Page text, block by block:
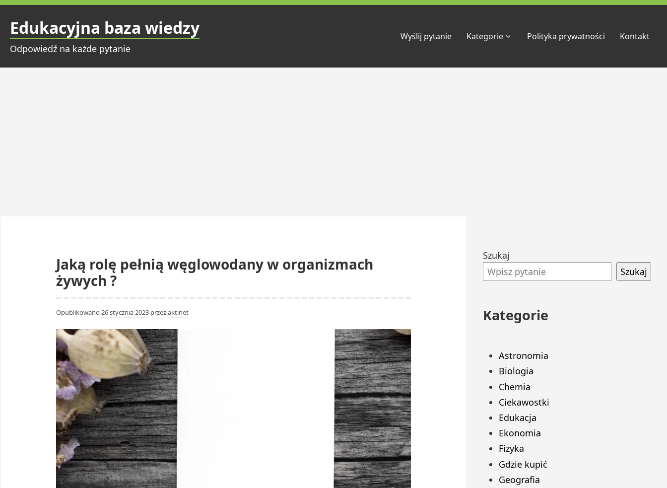
Przejdź
treściEdukacyjna baza wiedzy
Odpowiedź na każde pytanie
Wyślij pytanie Kategorie Polityka prywatności Kontakt
Jaką rolę pełnią węglowodany w organizmach
żywych ?
Opublikowano 26 stycznia 2023 przezaktinet
Przejdź
do
stopki
Szukaj
Szukaj
Kategorie
Astronomia
Biologia
Chemia
Ciekawostki
Edukacja
Ekonomia
Fizyka
Gdzie kupić
Geografia